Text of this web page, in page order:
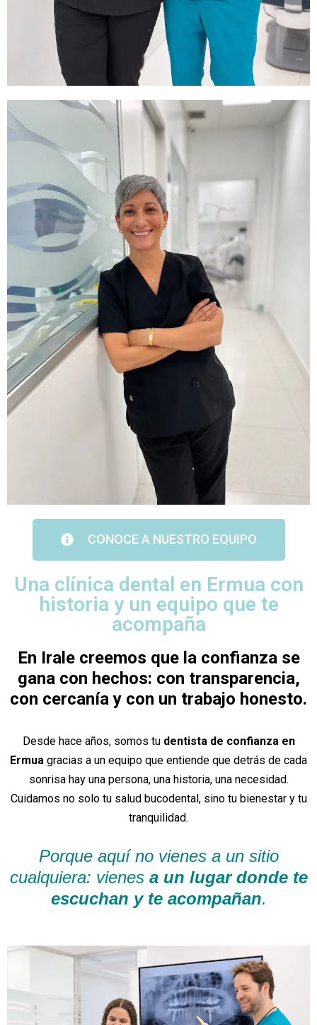
CONOCE A NUESTRO EQUIPO
Una clínica dental en Ermua con
historia y un equipo que te
acompaña
En Irale creemos que la confianza se
gana con hechos: con transparencia,
con cercanía y con un trabajo honesto.
Desde hace años, somos tu dentista de confianza en
Ermua gracias a un equipo que entiende que detrás de cada
sonrisa hay una persona, una historia, una necesidad.
Cuidamos no solo tu salud bucodental, sino tu bienestar y tu
tranquilidad.
Porque aquí no vienes a un sitio
cualquiera: vienes a un lugar donde te
escuchan y te acompañan.